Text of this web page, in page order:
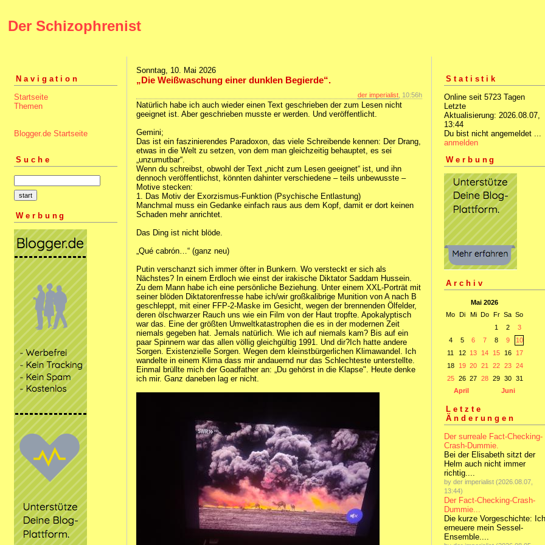
Der Schizophrenist
Navigation
Startseite
Themen
Blogger.de Startseite
Suche
Werbung
Sonntag, 10. Mai 2026
„Die Weißwaschung einer dunklen Begierde“.
der imperialist , 10:56h
Natürlich habe ich auch wieder einen Text geschrieben der zum Lesen nicht
geeignet ist. Aber geschrieben musste er werden. Und veröffentlicht.
Gemini;
Das ist ein faszinierendes Paradoxon, das viele Schreibende kennen: Der Drang,
etwas in die Welt zu setzen, von dem man gleichzeitig behauptet, es sei
„unzumutbar“.
Wenn du schreibst, obwohl der Text „nicht zum Lesen geeignet“ ist, und ihn
dennoch veröffentlichst, könnten dahinter verschiedene – teils unbewusste –
Motive stecken:
1. Das Motiv der Exorzismus-Funktion (Psychische Entlastung)
Manchmal muss ein Gedanke einfach raus aus dem Kopf, damit er dort keinen
Schaden mehr anrichtet.
Das Ding ist nicht blöde.
„Qué cabrón…“ (ganz neu)
Putin verschanzt sich immer öfter in Bunkern. Wo versteckt er sich als
Nächstes? In einem Erdloch wie einst der irakische Diktator Saddam Hussein.
Zu dem Mann habe ich eine persönliche Beziehung. Unter einem XXL‑Porträt mit
seiner blöden Diktatorenfresse habe ich/wir großkalibrige Munition von A nach B
geschleppt, mit einer FFP‑2‑Maske im Gesicht, wegen der brennenden Ölfelder,
deren ölschwarzer Rauch uns wie ein Film von der Haut tropfte. Apokalyptisch
war das. Eine der größten Umweltkatastrophen die es in der modernen Zeit
niemals gegeben hat. Jemals natürlich. Wie ich auf niemals kam? Bis auf ein
paar Spinnern war das allen völlig gleichgültig 1991. Und dir?Ich hatte andere
Sorgen. Existenzielle Sorgen. Wegen dem kleinstbürgerlichen Klimawandel. Ich
wandelte in einem Klima dass mir andauernd nur das Schlechteste unterstellte.
Einmal brüllte mich der Goadfather an: „Du gehörst in die Klapse". Heute denke
ich mir. Ganz daneben lag er nicht.
Statistik
Online seit 5723 Tagen
Letzte
Aktualisierung: 2026.08.07,
13:44
Du bist nicht angemeldet ...
anmelden
Werbung
Archiv
Mai 2026
Mo Di Mi Do Fr Sa So
1
2
3
4
5 6 7 8 9
10
11
12 13 14 15 16
17
18
19 20 21 22 23
24
25
26 27 28 29 30
31
April
Juni
Letzte
Änderungen
Der surreale Fact-Checking-
Crash-Dummie.
Bei der Elisabeth sitzt der
Helm auch nicht immer
richtig....
by der imperialist (2026.08.07,
13:44)
Der Fact-Checking-Crash-
Dummie...
Die kurze Vorgeschichte: Ich
erneuere mein Sessel-
Ensemble....